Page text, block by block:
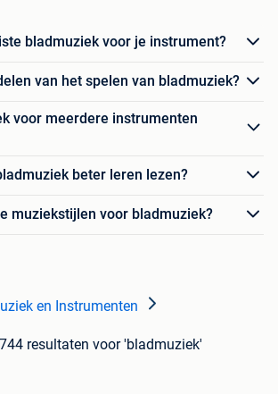
bladmuziek voor je instrument?
van het spelen van bladmuziek?
voor meerdere instrumenten
beter leren lezen?
muziekstijlen voor bladmuziek?
en Instrumenten
744 resultaten voor 'bladmuziek'